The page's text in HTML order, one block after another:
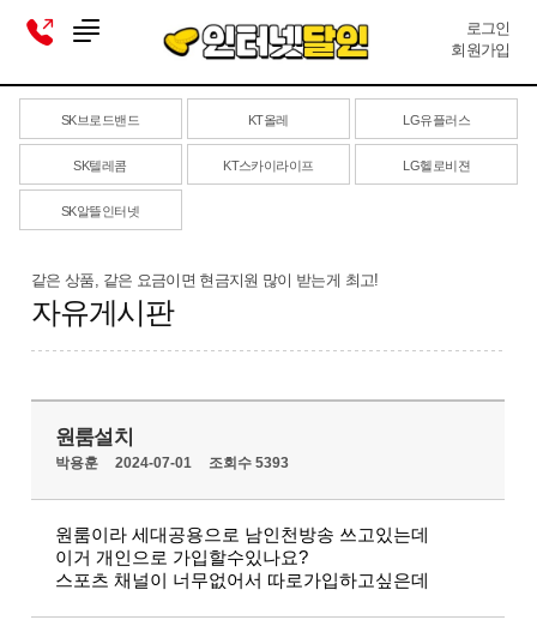
로그인
회원가입
SK브로드밴드 KT올레 LG유플러스
SK텔레콤 KT스카이라이프 LG헬로비젼
SK알뜰인터넷
같은 상품, 같은 요금이면 현금지원 많이 받는게 최고!
자유게시판
원룸설치
박용훈 2024-07-01 조회수 5393
원룸이라 세대공용으로 남인천방송 쓰고있는데
이거 개인으로 가입할수있나요?
스포츠 채널이 너무없어서 따로가입하고싶은데